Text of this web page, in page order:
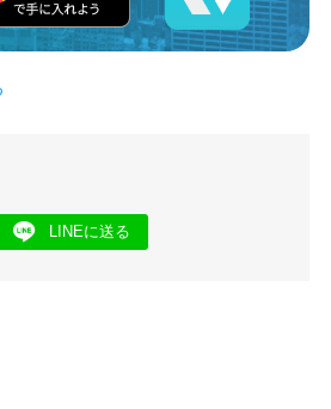
LINEに送る